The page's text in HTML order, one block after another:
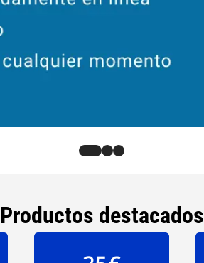
Productos destacados